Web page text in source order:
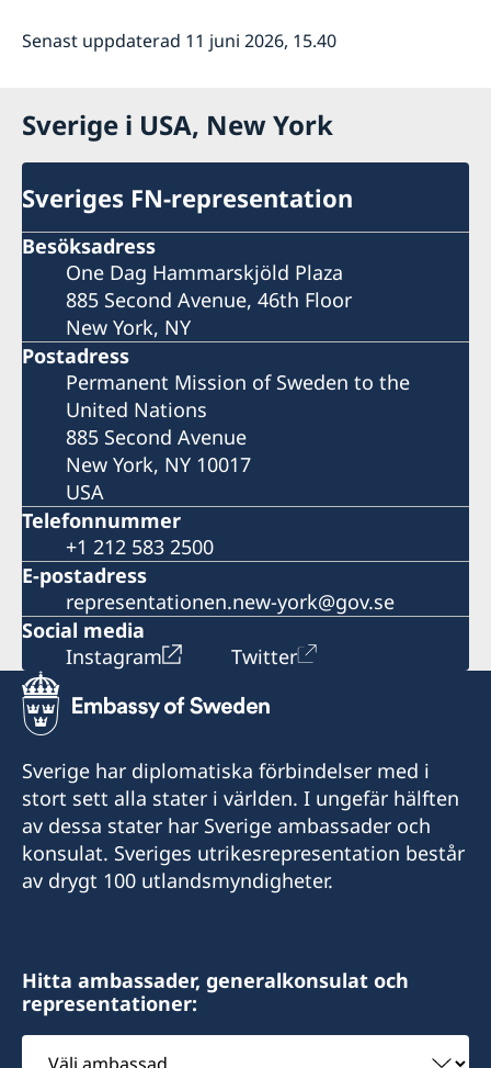
Senast uppdaterad 11 juni 2026, 15.40
Sverige i USA, New York
Sveriges FN-representation
Besöksadress
One Dag Hammarskjöld Plaza
885 Second Avenue, 46th Floor
New York, NY
Postadress
Permanent Mission of Sweden to the
United Nations
885 Second Avenue
New York, NY 10017
USA
Telefonnummer
+1 212 583 2500
E-postadress
representationen.new-york@gov.se
Social media
Instagram
Twitter
Sverige har diplomatiska förbindelser med i
stort sett alla stater i världen. I ungefär hälften
av dessa stater har Sverige ambassader och
konsulat. Sveriges utrikesrepresentation består
av drygt 100 utlandsmyndigheter.
Hitta ambassader, generalkonsulat och
representationer:
Välj